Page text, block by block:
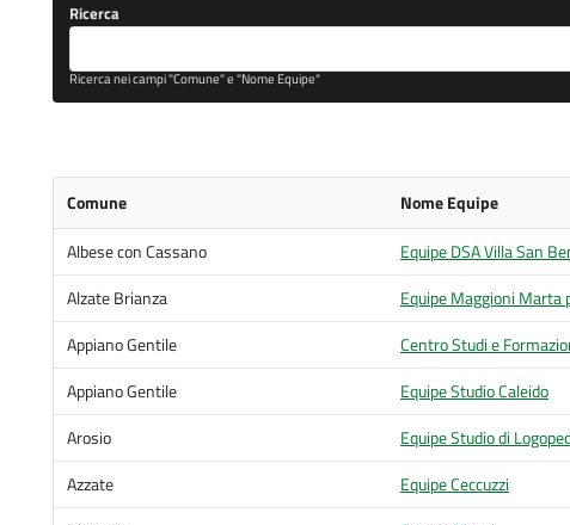
Ricerca
Ricerca nei campi "Comune" e "Nome Equipe"
Comune Nome Equipe
Albese con Cassano
Equipe DSA Villa San
Alzate Brianza
Equipe Maggioni Marta
Appiano Gentile
Centro Studi e
Appiano Gentile
Equipe Studio Caleido
Arosio
Equipe Studio di
Azzate
Equipe Ceccuzzi